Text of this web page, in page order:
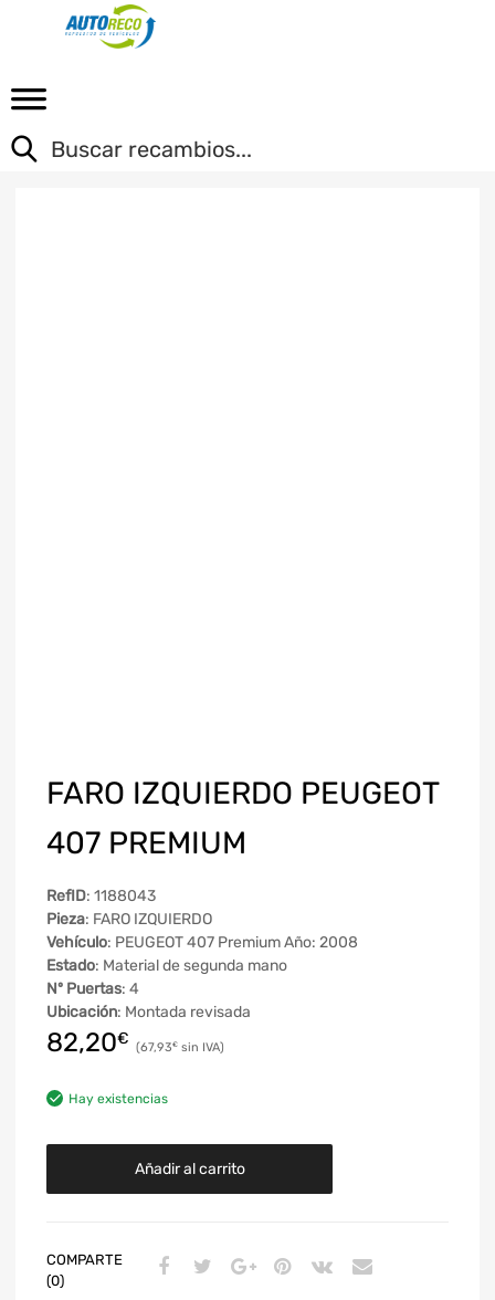
FARO IZQUIERDO PEUGEOT
407 PREMIUM
RefID: 1188043
Pieza: FARO IZQUIERDO
Vehículo: PEUGEOT 407 Premium Año: 2008
Estado: Material de segunda mano
Nº Puertas: 4
Ubicación: Montada revisada
82,20€ 67,93€
Hay existencias
Añadir al carrito
COMPARTE
(0)